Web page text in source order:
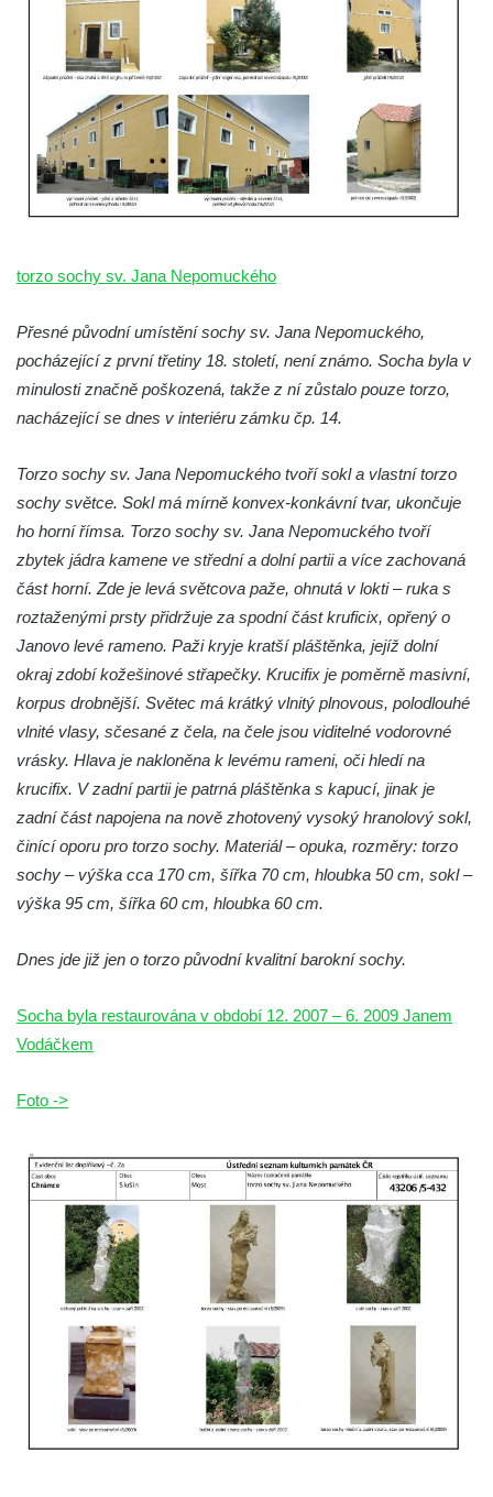
torzo sochy sv. Jana Nepomuckého
Přesné původní umístění sochy sv. Jana Nepomuckého,
pocházející z první třetiny 18. století, není známo. Socha byla v
minulosti značně poškozená, takže z ní zůstalo pouze torzo,
nacházející se dnes v interiéru zámku čp. 14.
Torzo sochy sv. Jana Nepomuckého tvoří sokl a vlastní torzo
sochy světce. Sokl má mírně konvex-konkávní tvar, ukončuje
ho horní římsa. Torzo sochy sv. Jana Nepomuckého tvoří
zbytek jádra kamene ve střední a dolní partii a více zachovaná
část horní. Zde je levá světcova paže, ohnutá v lokti – ruka s
roztaženými prsty přidržuje za spodní část kruficix, opřený o
Janovo levé rameno. Paži kryje kratší pláštěnka, jejíž dolní
okraj zdobí kožešinové střapečky. Krucifix je poměrně masivní,
korpus drobnější. Světec má krátký vlnitý plnovous, polodlouhé
vlnité vlasy, sčesané z čela, na čele jsou viditelné vodorovné
vrásky. Hlava je nakloněna k levému rameni, oči hledí na
krucifix. V zadní partii je patrná pláštěnka s kapucí, jinak je
zadní část napojena na nově zhotovený vysoký hranolový sokl,
činící oporu pro torzo sochy. Materiál – opuka, rozměry: torzo
sochy – výška cca 170 cm, šířka 70 cm, hloubka 50 cm, sokl –
výška 95 cm, šířka 60 cm, hloubka 60 cm.
Dnes jde již jen o torzo původní kvalitní barokní sochy.
Socha byla restaurována v období 12. 2007 – 6. 2009 Janem
Vodáčkem
Foto ->